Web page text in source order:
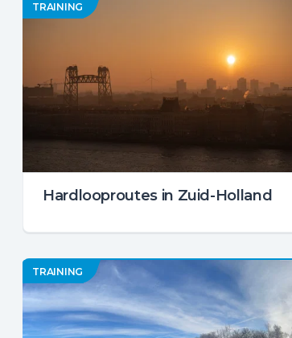
TRAINING
Hardlooproutes in Zuid-Holland
TRAINING